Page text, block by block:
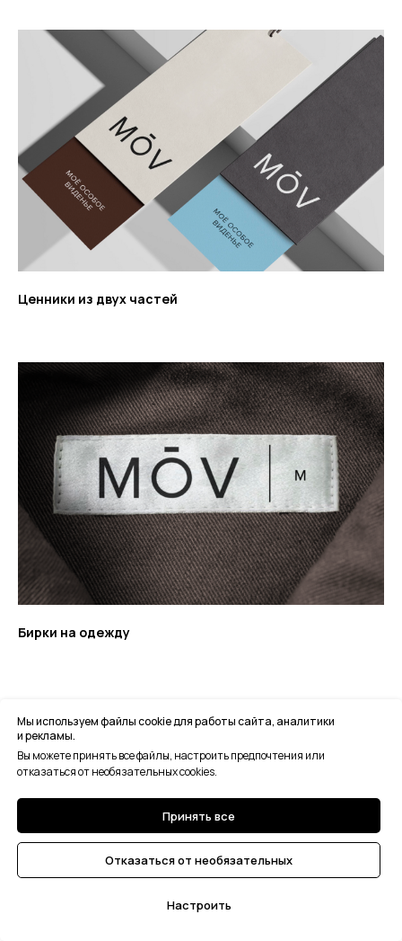
Мы используем файлы cookie для работы сайта, аналитики
и рекламы.
Вы можете принять все файлы, настроить предпочтения или
отказаться от необязательных cookies.
Принять все
Отказаться от необязательных
Настроить
Ценники из двух частей
Бирки на одежду